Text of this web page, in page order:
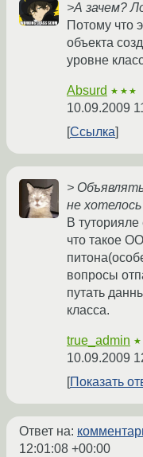
>А зачем?
Потому что
объекта
уровне
Absurd ★★★
10.09.2009
Ссылка
>
не
В туторияле
что такое
вопросы
путать
класса.
true_admin
10.09.2009
Показать
Ответ на:
12:01:08 +00:00